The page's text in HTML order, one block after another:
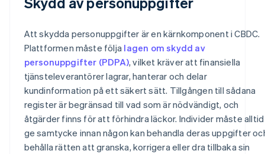
Att skydda personuppgifter är en kärnkomponent i CBDC.
Plattformen måste följa lagen om skydd av
personuppgifter (PDPA), vilket kräver att finansiella
tjänsteleverantörer lagrar, hanterar och delar
kundinformation på ett säkert sätt. Tillgången till sådana
register är begränsad till vad som är nödvändigt, och
åtgärder finns för att förhindra läckor. Individer måste alltid
ge samtycke innan någon kan behandla deras uppgifter
behålla rätten att granska, korrigera eller dra tillbaka sin